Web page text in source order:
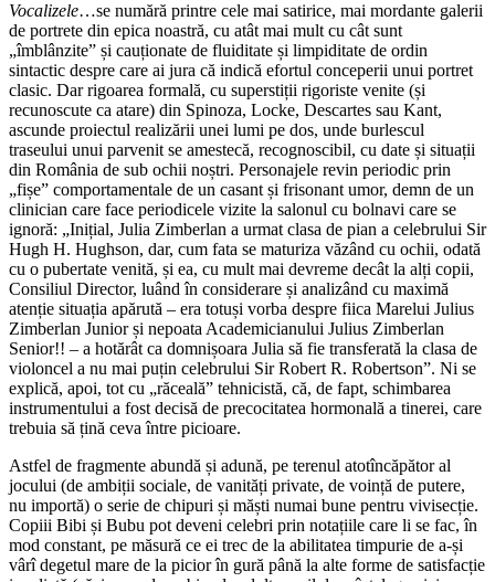
Vocalizele…se numără printre cele mai satirice, mai mordante galerii
de portrete din epica noastră, cu atât mai mult cu cât sunt
„îmblânzite” și cauționate de fluiditate și limpiditate de ordin
sintactic despre care ai jura că indică efortul conceperii unui portret
clasic. Dar rigoarea formală, cu superstiții rigoriste venite (și
recunoscute ca atare) din Spinoza, Locke, Descartes sau Kant,
ascunde proiectul realizării unei lumi pe dos, unde burlescul
traseului unui parvenit se amestecă, recognoscibil, cu date și situații
din România de sub ochii noștri. Personajele revin periodic prin
„fișe” comportamentale de un casant și frisonant umor, demn de un
clinician care face periodicele vizite la salonul cu bolnavi care se
ignoră: „Inițial, Julia Zimberlan a urmat clasa de pian a celebrului Sir
Hugh H. Hughson, dar, cum fata se maturiza văzând cu ochii, odată
cu o pubertate venită, și ea, cu mult mai devreme decât la alți copii,
Consiliul Director, luând în considerare și analizând cu maximă
atenție situația apărută – era totuși vorba despre fiica Marelui Julius
Zimberlan Junior și nepoata Academicianului Julius Zimberlan
Senior!! – a hotărât ca domnișoara Julia să fie transferată la clasa de
violoncel a nu mai puțin celebrului Sir Robert R. Robertson”. Ni se
explică, apoi, tot cu „răceală” tehnicistă, că, de fapt, schimbarea
instrumentului a fost decisă de precocitatea hormonală a tinerei, care
trebuia să țină ceva între picioare.
Astfel de fragmente abundă și adună, pe terenul atotîncăpător al
jocului (de ambiții sociale, de vanități private, de voință de putere,
nu importă) o serie de chipuri și măști numai bune pentru vivisecție.
Copiii Bibi și Bubu pot deveni celebri prin notațiile care li se fac, în
mod constant, pe măsură ce ei trec de la abilitatea timpurie de a-și
vârî degetul mare de la picior în gură până la alte forme de satisfacție